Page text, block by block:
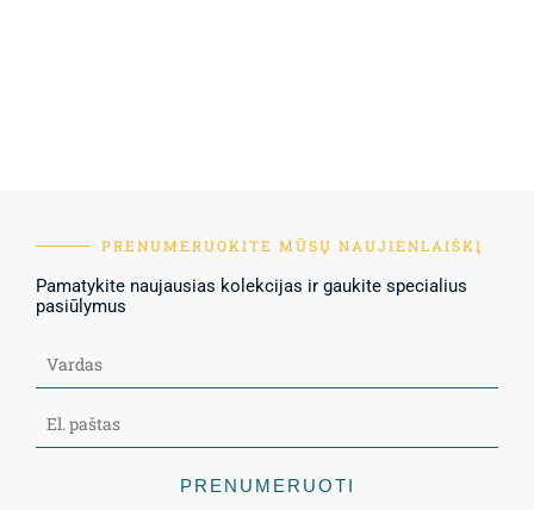
PRENUMERUOKITE MŪSŲ NAUJIENLAIŠKĮ
Pamatykite naujausias kolekcijas ir gaukite specialius
pasiūlymus
PRENUMERUOTI